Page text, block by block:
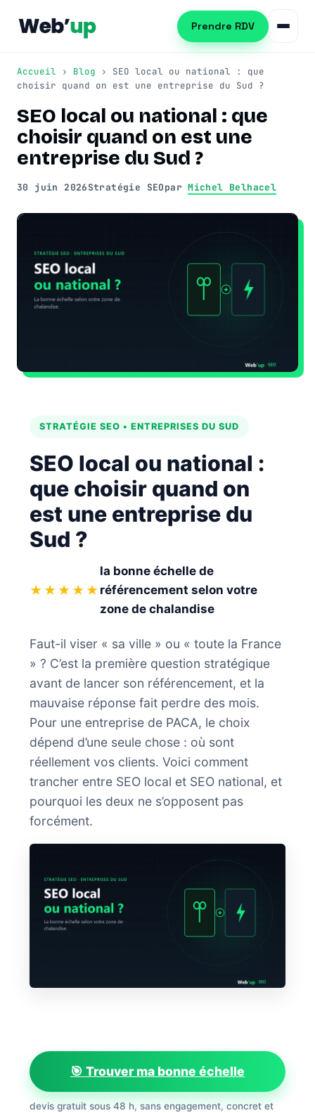
Prendre RDV
Référencement naturel
SEO local
Consultant SEO
Audit SEO
Formation SEO
Création de site web
Refonte de site
Publicité Google Ads
Automatisation PME
Automatiser les tâches PME
Accueil › Blog › SEO local ou national : que
choisir quand on est une entreprise du Sud ?
SEO local ou national : que
choisir quand on est une
entreprise du Sud ?
30 juin 2026Stratégie SEOparMichel Belhacel
STRATÉGIE SEO • ENTREPRISES DU SUD
SEO local ou national :
que choisir quand on
est une entreprise du
Sud ?
★★★★★
la bonne échelle de
référencement selon votre
zone de chalandise
Faut-il viser « sa ville » ou « toute la France
» ? C’est la première question stratégique
avant de lancer son référencement, et la
mauvaise réponse fait perdre des mois.
Pour une entreprise de PACA, le choix
dépend d’une seule chose : où sont
réellement vos clients. Voici comment
trancher entre SEO local et SEO national, et
pourquoi les deux ne s’opposent pas
forcément.
🎯 Trouver ma bonne échelle
devis gratuit sous 48 h, sans engagement, concret et